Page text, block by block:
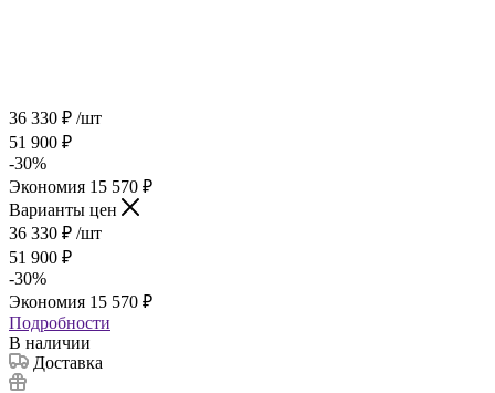
36 330 ₽ /шт
51 900 ₽
-30%
Экономия 15 570 ₽
Варианты цен
36 330 ₽ /шт
51 900 ₽
-30%
Экономия 15 570 ₽
Подробности
В наличии
Доставка